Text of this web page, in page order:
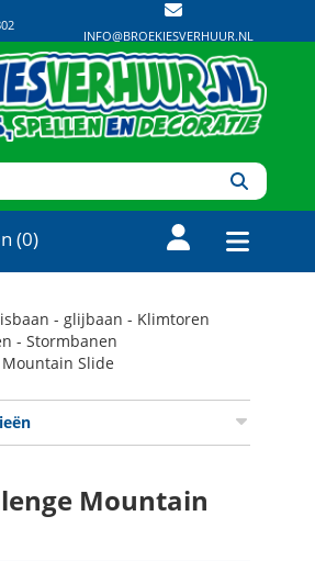
INFO@BROEKIESVERHUUR.NL
(0)
- glijbaan - Klimtoren
- Stormbanen
Slide
Mountain